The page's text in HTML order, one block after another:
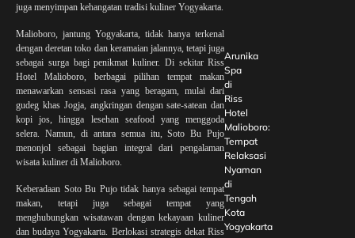
juga menyimpan kehangatan tradisi kuliner Yogyakarta.
Malioboro, jantung Yogyakarta, tidak hanya terkenal
dengan deretan toko dan keramaian jalannya, tetapi juga
sebagai surga bagi penikmat kuliner. Di sekitar Riss
Hotel Malioboro, berbagai pilihan tempat makan
menawarkan sensasi rasa yang beragam, mulai dari
gudeg khas Jogja, angkringan dengan sate-satean dan
kopi jos, hingga lesehan seafood yang menggoda
selera. Namun, di antara semua itu, Soto Bu Pujo
menonjol sebagai bagian integral dari pengalaman
wisata kuliner di Malioboro.
Keberadaan Soto Bu Pujo tidak hanya sebagai tempat
makan, tetapi juga sebagai tempat yang
menghubungkan wisatawan dengan kekayaan kuliner
dan budaya Yogyakarta. Berlokasi strategis dekat Riss
Arunika
Spa
di
Riss
Hotel
Malioboro:
Tempat
Relaksasi
Nyaman
di
Tengah
Kota
Yogyakarta